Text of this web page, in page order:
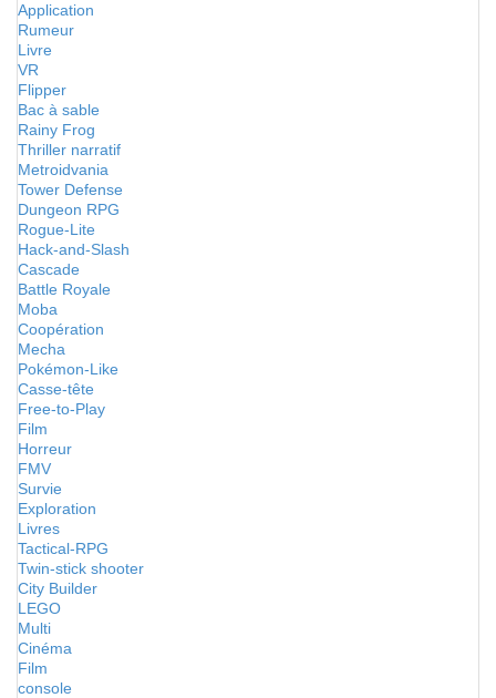
Application
Rumeur
Livre
VR
Flipper
Bac à sable
Rainy Frog
Thriller narratif
Metroidvania
Tower Defense
Dungeon RPG
Rogue-Lite
Hack-and-Slash
Cascade
Battle Royale
Moba
Coopération
Mecha
Pokémon-Like
Casse-tête
Free-to-Play
Film
Horreur
FMV
Survie
Exploration
Livres
Tactical-RPG
Twin-stick shooter
City Builder
LEGO
Multi
Cinéma
Film
console